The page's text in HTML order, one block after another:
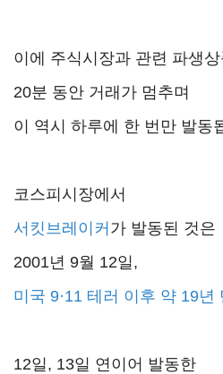
이에 주식시장과 관련 파생
20분 동안 거래가 멈추며
이 역시 하루에 한 번만 발동
코스피시장에서
서킷브레이커 가 발동된 것은
2001년 9월 12일,
미국 9·11 테러 이후 약 19년
12일, 13일 연이어 발동한